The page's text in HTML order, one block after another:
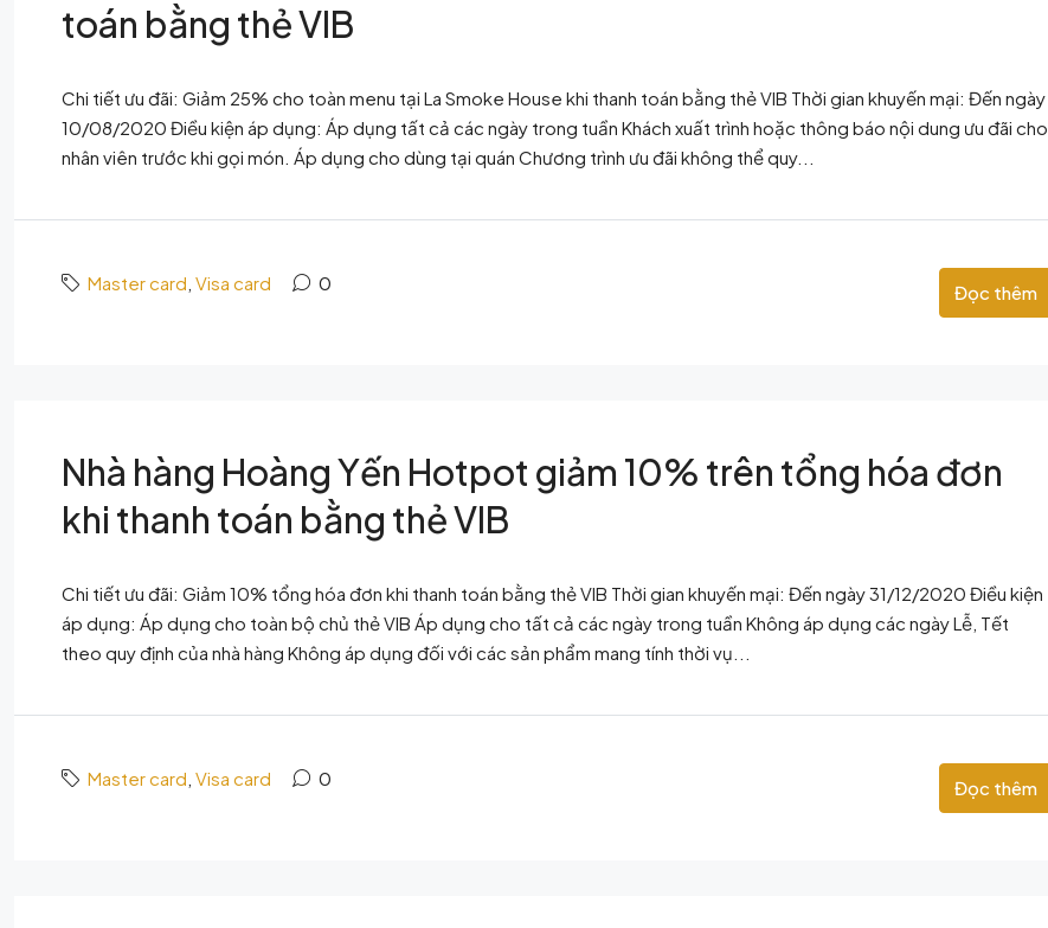
toán bằng thẻ VIB
Chi tiết ưu đãi: Giảm 25% cho toàn menu tại La Smoke House khi thanh toán bằng thẻ VIB Thời gian khuyến mại: Đến ngày
10/08/2020 Điều kiện áp dụng: Áp dụng tất cả các ngày trong tuần Khách xuất trình hoặc thông báo nội dung ưu đãi cho
nhân viên trước khi gọi món. Áp dụng cho dùng tại quán Chương trình ưu đãi không thể quy...
Master card Visa card 0 Đọc thêm
Nhà hàng Hoàng Yến Hotpot giảm 10% trên tổng hóa đơn
khi thanh toán bằng thẻ VIB
Chi tiết ưu đãi: Giảm 10% tổng hóa đơn khi thanh toán bằng thẻ VIB Thời gian khuyến mại: Đến ngày 31/12/2020 Điều kiện
áp dụng: Áp dụng cho toàn bộ chủ thẻ VIB Áp dụng cho tất cả các ngày trong tuần Không áp dụng các ngày Lễ, Tết
theo quy định của nhà hàng Không áp dụng đối với các sản phẩm mang tính thời vụ...
Master card Visa card 0 Đọc thêm